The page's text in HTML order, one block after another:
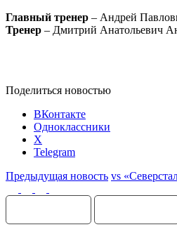
Главный тренер – Андрей
Тренер – Дмитрий Анатольевич
Поделиться новостью
ВКонтакте
Одноклассники
X
Telegram
Предыдущая новость vs